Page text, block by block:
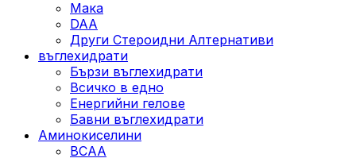
Maка
DAA
Други Стероидни Алтернативи
въглехидрати
Бързи въглехидрати
Всичко в едно
Енергийни гелове
Бавни въглехидрати
Аминокиселини
BCAA